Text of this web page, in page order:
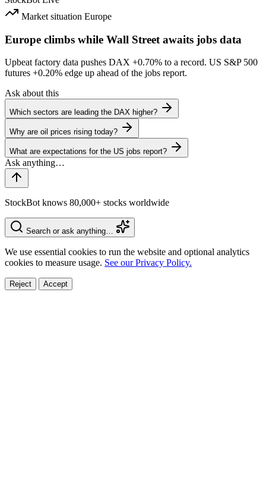
Market situation Europe
Europe climbs while Wall Street awaits jobs data
Upbeat factory data pushes DAX +0.70% to a record. US S&P 500
futures +0.20% edge up ahead of the jobs report.
Ask about this
Which sectors are leading the DAX higher?
Why are oil prices rising today?
What are expectations for the US jobs report?
StockBot knows 80,000+ stocks worldwide
Search or ask anything…
We use essential cookies to run the website and optional analytics
cookies to measure usage. See our Privacy Policy.
Reject Accept